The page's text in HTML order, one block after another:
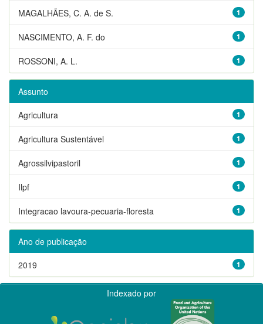
1
MAGALHÃES, C. A. de S.
1
NASCIMENTO, A. F. do
1
ROSSONI, A. L.
Assunto
1
Agricultura
1
Agricultura Sustentável
1
Agrossilvipastoril
1
Ilpf
1
Integracao lavoura-pecuaria-floresta
Ano de publicação
1
2019
Indexado por